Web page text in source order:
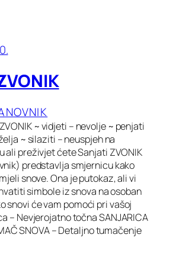
~ vidjeti – nevolje ~ penjati
~ silaziti – neuspjeh na
ali preživjet ćete Sanjati ZVONIK
predstavlja smjernicu kako
snove. Ona je putokaz, ali vi
simbole iz snova na osoban
snovi će vam pomoći pri vašoj
– Nevjerojatno točna SANJARICA
SNOVA – Detaljno tumačenje